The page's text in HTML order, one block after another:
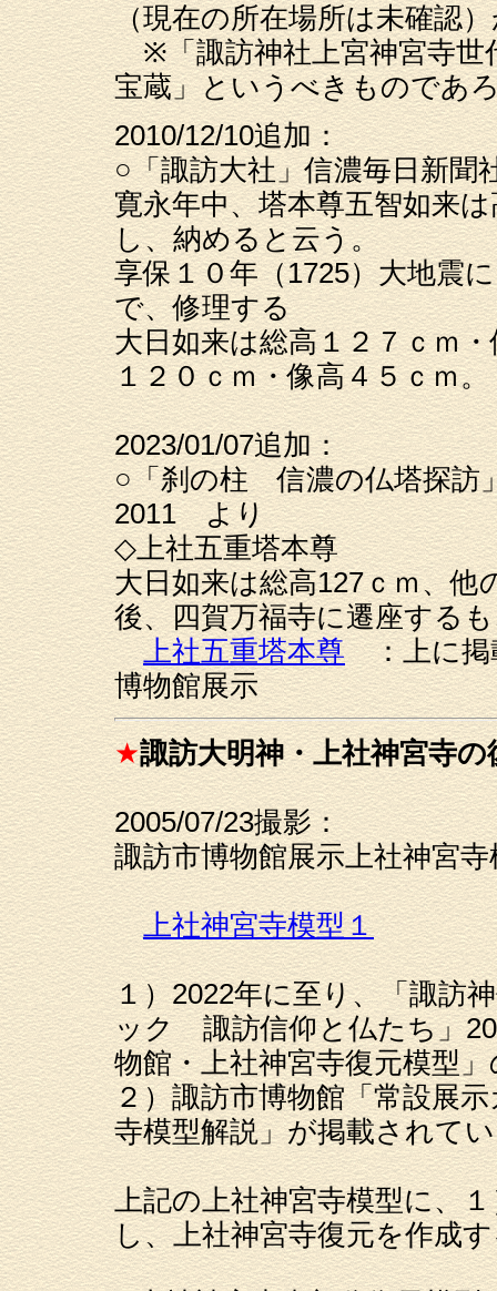
（現在の所在場所は未確認
※「諏訪神社上宮神宮寺世
宝蔵」というべきものであ
2010/12/10追加：
○「諏訪大社」信濃毎日新
寛永年中、塔本尊五智如来
し、納めると云う。
享保１０年（1725）大地震
で、修理する
大日如来は総高１２７ｃｍ
１２０ｃｍ・像高４５ｃｍ。
2023/01/07追加：
○「刹の柱 信濃の仏塔探訪
2011 より
◇上社五重塔本尊
大日如来は総高127ｃｍ、他
後、四賀万福寺に遷座する
上社五重塔本尊：上に掲
博物館展示
★諏訪大明神・上社神宮寺の
2005/07/23撮影：
諏訪市博物館展示上社神宮寺
上社神宮寺模型１
１）2022年に至り、「諏訪
ック 諏訪信仰と仏たち」
物館・上社神宮寺復元模型
２）諏訪市博物館「常設展
寺模型解説」が掲載されて
上記の上社神宮寺模型に、
し、上社神宮寺復元を作成